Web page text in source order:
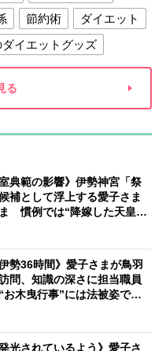
節約術
ダイエット
イエットグッズ
い
る
室典範の影響》伊勢神宮「祭
補として浮上する愛子さま
慣例では“降嫁した天皇家
任「結婚と祭祀の狭間で思
伊勢36時間》愛子さまが鳥羽
問、知識の深さに担当職員
木曳行事”には法被姿で参
交じって一生懸命引いてお
発光されているよう》愛子さ